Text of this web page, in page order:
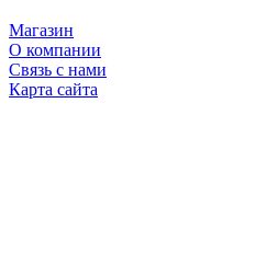
Магазин
О компании
Связь с нами
Карта сайта